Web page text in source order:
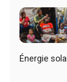
Énergie